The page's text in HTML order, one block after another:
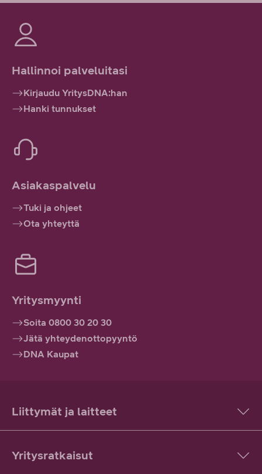
Hallinnoi palveluitasi
Kirjaudu YritysDNA:han
Hanki tunnukset
Asiakaspalvelu
Tuki ja ohjeet
Ota yhteyttä
Yritysmyynti
Soita 0800 30 20 30
Jätä yhteydenottopyyntö
DNA Kaupat
Liittymät ja laitteet
Yritysratkaisut